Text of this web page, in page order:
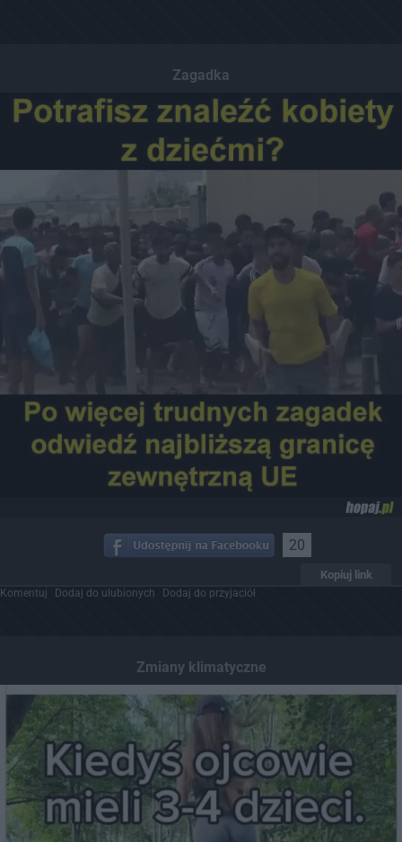
Zagadka
20
Kopiuj link
Komentuj Dodaj do ulubionych Dodaj do przyjaciół
Zmiany klimatyczne